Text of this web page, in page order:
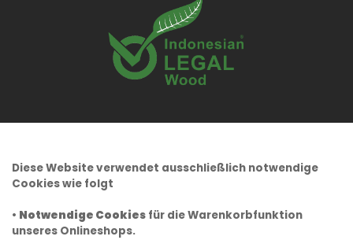
Diese Website verwendet ausschließlich notwendige
Cookies wie folgt
• Notwendige Cookies für die Warenkorbfunktion
unseres Onlineshops.